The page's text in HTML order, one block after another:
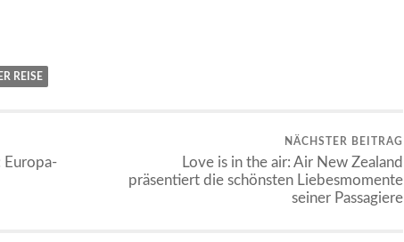
REISE
Europa-
NÄCHSTER BEITRAG
Love is in the air: Air New Zealand
präsentiert die schönsten Liebesmomente
seiner Passagiere